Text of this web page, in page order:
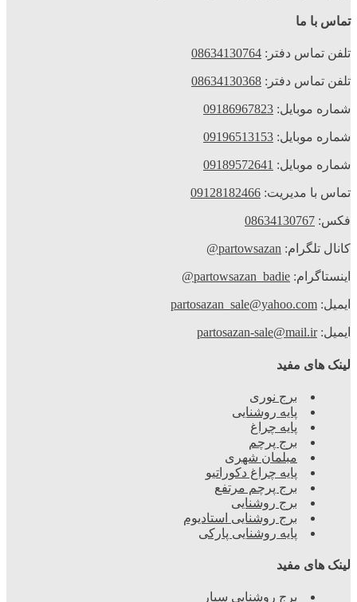
تماس با ما
تلفن تماس دفتر: 08634130764
تلفن تماس دفتر: 08634130368
شماره موبایل: 09186967823
شماره موبایل: 09196513153
شماره موبایل: 09189572641
تماس با مدیریت: 09128182466
فکس: 08634130767
کانال تلگرام: partowsazan@
اینستاگرام: partowsazan_badie@
ایمیل: partosazan_sale@yahoo.com
ایمیل:partosazan-sale@mail.ir
لینک های مفید
برج نوری
پایه روشنایی
پایه چراغ
برج پرچم
مبلمان شهری
پایه چراغ دکوراتیو
برج پرچم مرتفع
برج روشنایی
برج روشنایی استادیوم
پایه روشنایی پارکی
لینک های مفید
برج روشنایی سیار